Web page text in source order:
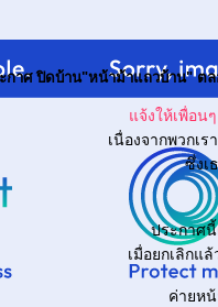
กาศ ปิดบ้าน"หน้าม้าแถวบ้าน" ต
จ้งให้เพื่อน
เนื่องจากพวกเ
ซึ่งเ
ประกาศ
เมื่อยกเลิกแ
ค่ายห